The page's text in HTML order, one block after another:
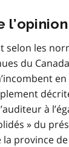
l’opinion
selon les
du
à
» du
province de